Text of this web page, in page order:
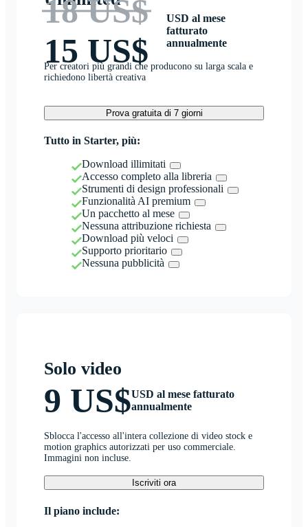
18 US$
15 US$
USD al mese
fatturato
annualmente
Per creatori più grandi che producono su larga scala e
richiedono libertà creativa
Prova gratuita di 7 giorni
Tutto in Starter, più:
Download illimitati
Accesso completo alla libreria
Strumenti di design professionali
Funzionalità AI premium
Un pacchetto al mese
Nessuna attribuzione richiesta
Download più veloci
Supporto prioritario
Nessuna pubblicità
Solo video
9 US$USD al mese fatturato
annualmente
Sblocca l'accesso all'intera collezione di video stock e
motion graphics autorizzati per uso commerciale.
Immagini non incluse.
Iscriviti ora
Il piano include: